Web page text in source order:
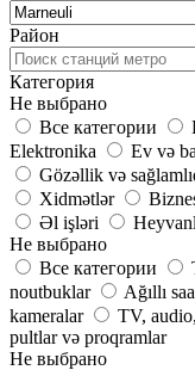
Район
Категория
Не выбрано
Все категории
Elektronika
Ev və
Gözəllik və
Xidmətlər
Əl işləri
Не выбрано
Все категории
noutbuklar
Ağıllı
kameralar
TV,
pultlar və proqramlar
Не выбрано